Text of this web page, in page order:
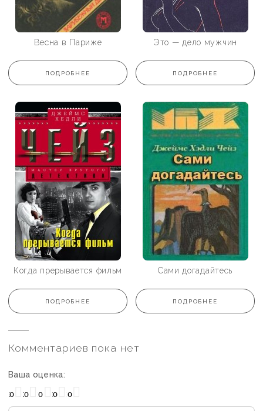
Весна в Париже
ПОДРОБНЕЕ
Это — дело мужчин
ПОДРОБНЕЕ
Когда прерывается фильм
ПОДРОБНЕЕ
Сами догадайтесь
ПОДРОБНЕЕ
Комментариев пока нет
Ваша оценка:
Отлично
Хорошо
Плохо